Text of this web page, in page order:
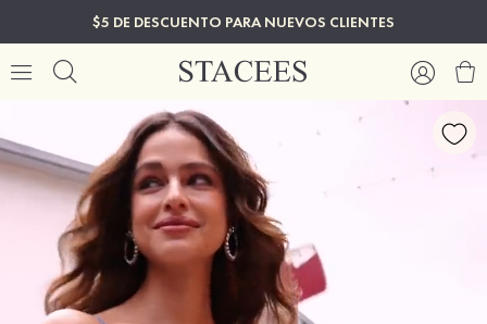
$5 DE DESCUENTO PARA NUEVOS CLIENTES